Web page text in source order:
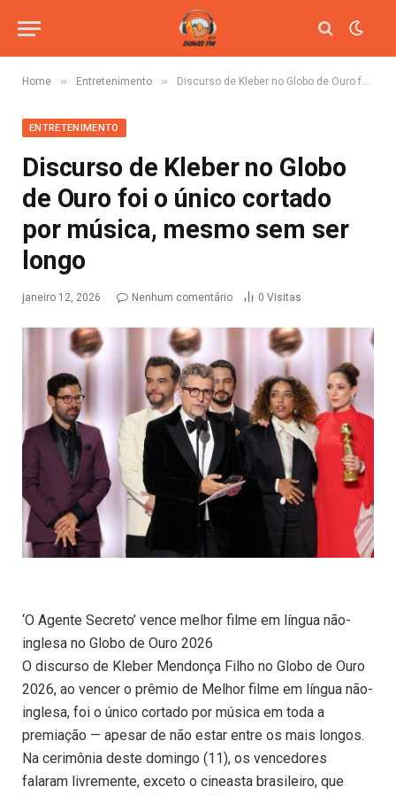
Home » Entretenimento » Discurso de Kleber no Globo de Ouro foi o único cortado por música, mesmo sem ser longo
ENTRETENIMENTO
Discurso de Kleber no Globo
de Ouro foi o único cortado
por música, mesmo sem ser
longo
janeiro 12, 2026 Nenhum comentário 0 Visitas
‘O Agente Secreto’ vence melhor filme em língua não-
inglesa no Globo de Ouro 2026
O discurso de Kleber Mendonça Filho no Globo de Ouro
2026, ao vencer o prêmio de Melhor filme em língua não-
inglesa, foi o único cortado por música em toda a
premiação — apesar de não estar entre os mais longos.
Na cerimônia deste domingo (11), os vencedores
falaram livremente, exceto o cineasta brasileiro, que